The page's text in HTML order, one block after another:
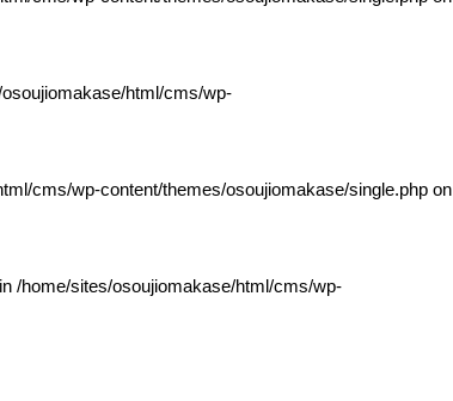
html/cms/wp-
cms/wp-content/themes/osoujiomakase/single.phpon
/home/sites/osoujiomakase/html/cms/wp-